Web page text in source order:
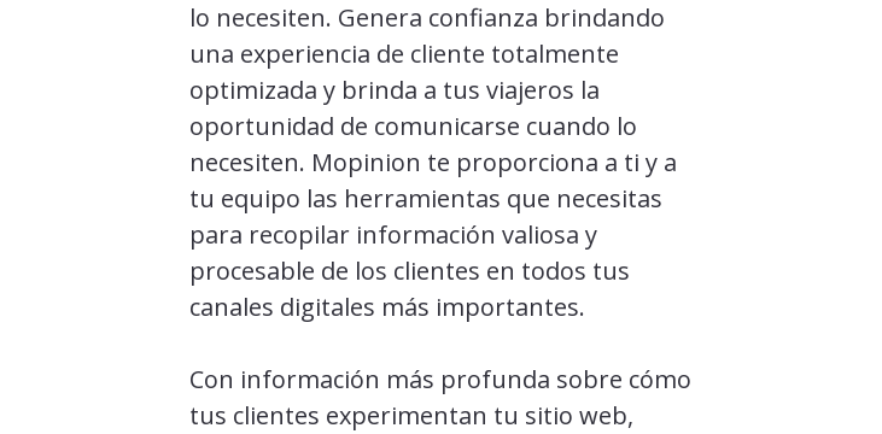
lo necesiten. Genera confianza brindando
una experiencia de cliente totalmente
optimizada y brinda a tus viajeros la
oportunidad de comunicarse cuando lo
necesiten. Mopinion te proporciona a ti y a
tu equipo las herramientas que necesitas
para recopilar información valiosa y
procesable de los clientes en todos tus
canales digitales más importantes.
Con información más profunda sobre cómo
tus clientes experimentan tu sitio web,